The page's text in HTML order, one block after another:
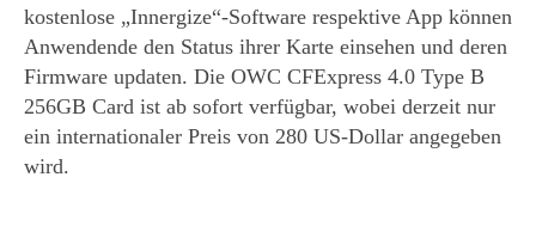
kostenlose „Innergize“-Software respektive App können
Anwendende den Status ihrer Karte einsehen und deren
Firmware updaten. Die OWC CFExpress 4.0 Type B
256GB Card ist ab sofort verfügbar, wobei derzeit nur
ein internationaler Preis von 280 US-Dollar angegeben
wird.